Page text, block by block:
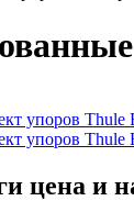
цена и